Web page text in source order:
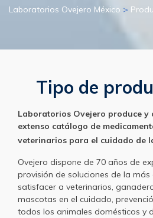
Laboratorios Ovejero México >
Tipo de
Laboratorios Ovejero produce y
extenso catálogo de
veterinarios para el cuidado de
Ovejero dispone de 70 años de
provisión de soluciones de la
satisfacer a veterinarios,
mascotas en el cuidado,
todos los animales domésticos y